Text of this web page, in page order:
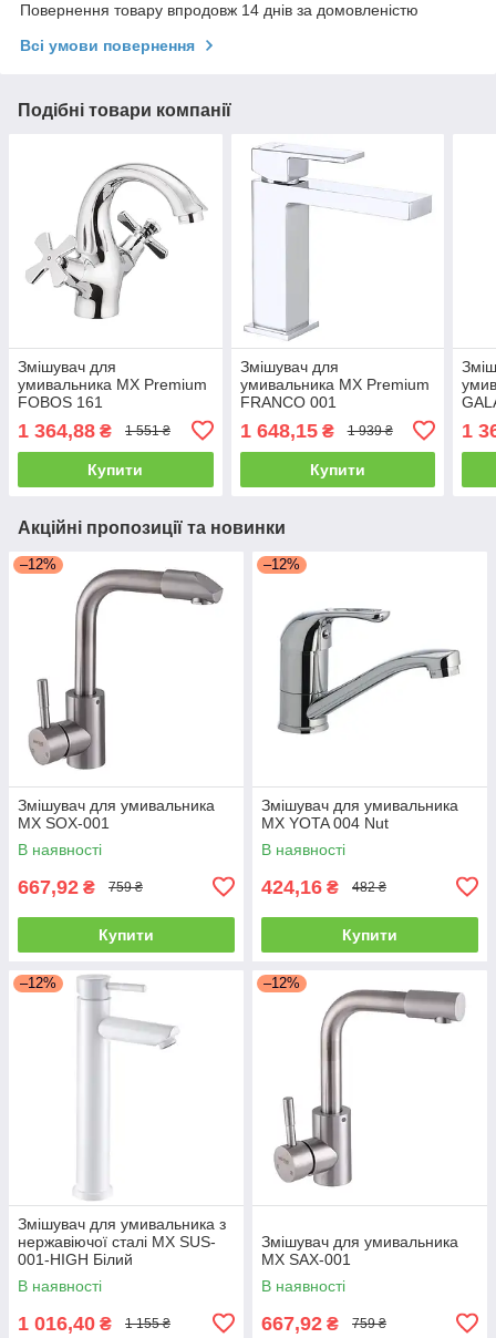
Повернення товару впродовж 14 днів за домовленістю
Всі умови повернення
Подібні товари компанії
Змішувач для
умивальника MX Premium
FOBOS 161
1 364,88 ₴ 1 551 ₴
Купити
Змішувач для
умивальника MX Premium
FRANCO 001
1 648,15₴ 1 939 ₴
Купити
1
Акційні пропозиції та новинки
–12%
Змішувач для умивальника
MX SOX-001
В наявності
667,92 ₴ 759 ₴
Купити
–12%
Змішувач для умивальника
MX YOTA 004 Nut
В наявності
424,16 ₴ 482 ₴
Купити
–12%
Змішувач для умивальника з
нержавіючої сталі MX SUS-
001-HIGH Білий
В наявності
1 016,40 ₴ 1 155 ₴
–12%
Змішувач для умивальника
MX SAX-001
В наявності
667,92 ₴ 759 ₴